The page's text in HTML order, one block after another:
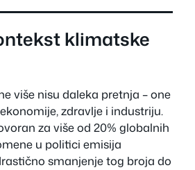
klimatske
više nisu daleka pretnja – one
zdravlje i industriju.
za više od 20% globalnih
u politici emisija
smanjenje tog broja do